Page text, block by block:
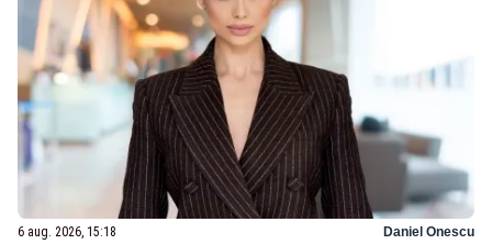
6 aug. 2026, 15:18 Daniel Onescu